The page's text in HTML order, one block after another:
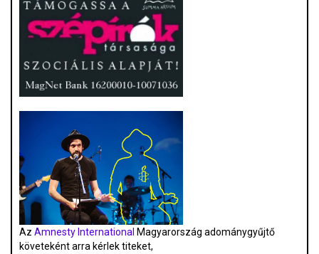
Az Amnesty International Magyarország adománygyűjtő
követeként arra kérlek titeket,